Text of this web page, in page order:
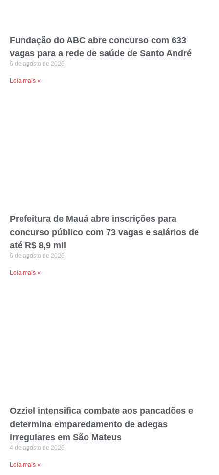
Fundação do ABC abre concurso com 633
vagas para a rede de saúde de Santo André
6 de agosto de 2026
Leia mais »
Prefeitura de Mauá abre inscrições para
concurso público com 73 vagas e salários de
até R$ 8,9 mil
6 de agosto de 2026
Leia mais »
Ozziel intensifica combate aos pancadões e
determina emparedamento de adegas
irregulares em São Mateus
4 de agosto de 2026
Leia mais »